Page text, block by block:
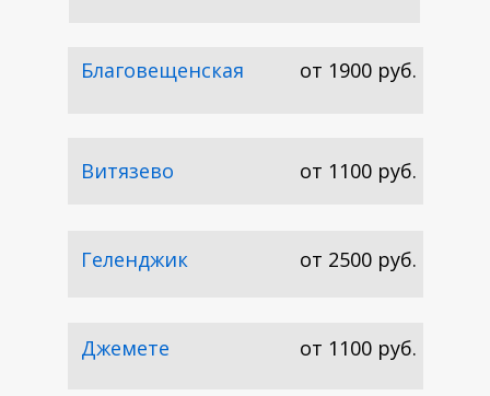
от 1900 руб.
Благовещенская
В Анапу от 1100 руб.
от 2500 руб.
от 1100 руб.
Витязево
Геленджик
Джемете